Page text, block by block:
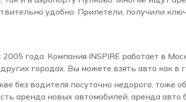
удобно. Прилетели, получили
года. Компания INSPIRE работает в
городах. Вы можете взять авто как в
без водителя посуточно недорого,
аренда новых автомобилей, аренда авто